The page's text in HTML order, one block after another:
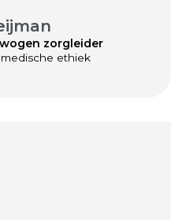
zorgleider
ethiek